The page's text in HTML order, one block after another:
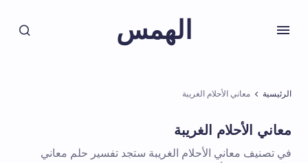
الهمس
الرئيسية معاني الأحلام الغريبة
معاني الأحلام الغريبة
في تصنيف معاني الأحلام الغريبة ستجد تفسير حلم معاني